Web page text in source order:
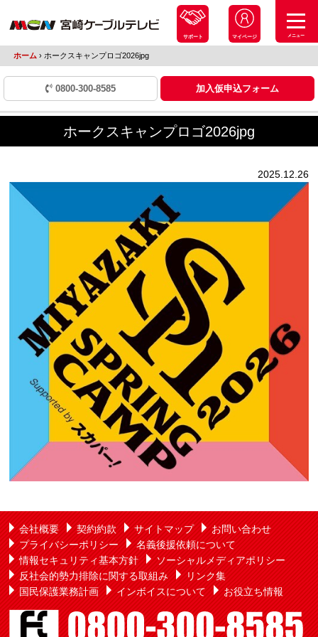
サポート マイページ メニュー
ホーム ›ホークスキャンプロゴ2026jpg
0800-300-8585 加入仮申込フォーム
ホークスキャンプロゴ2026jpg
2025.12.26
会社概要 契約約款 サイトマップ
お問い合わせ
プライバシーポリシー
名義後援依頼について
情報セキュリティ基本方針
ソーシャルメディアポリシー
反社会的勢力排除に関する取組み
リンク集
国民保護業務計画
インボイスについて お役立ち情報